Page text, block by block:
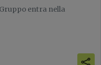
entra nella